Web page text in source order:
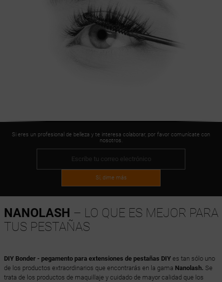
Si eres un profesional de belleza y te interesa colaborar, por favor comunícate con
nosotros.
Sí, dime más
NANOLASH – LO QUE ES MEJOR PARA
TUS PESTAÑAS
DIY Bonder - pegamento para extensiones de pestañas DIYes tan sólo uno
de los productos extraordinarios que encontrarás en la gama Nanolash. Se
trata de los productos de maquillaje y cuidado de mayor calidad que los